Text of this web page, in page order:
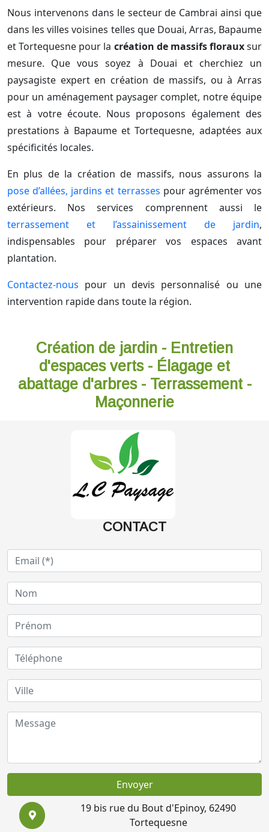
Nous intervenons dans le secteur de Cambrai ainsi que
dans les villes voisines telles que Douai, Arras, Bapaume
et Tortequesne pour la création de massifs florauxsur
mesure. Que vous soyez à Douai et cherchiez un
paysagiste expert en création de massifs, ou à Arras
pour un aménagement paysager complet, notre équipe
est à votre écoute. Nous proposons également des
prestations à Bapaume et Tortequesne, adaptées aux
spécificités locales.
En plus de la création de massifs, nous assurons la
pose d’allées, jardins et terrasses pour agrémenter vos
extérieurs. Nos services comprennent aussi le
terrassement et l’assainissement de jardin,
indispensables pour préparer vos espaces avant
plantation.
Contactez-nous pour un devis personnalisé ou une
intervention rapide dans toute la région.
Création de jardin - Entretien
d'espaces verts - Élagage et
abattage d'arbres - Terrassement -
Maçonnerie
CONTACT
Envoyer
19 bis rue du Bout d'Epinoy, 62490
Tortequesne